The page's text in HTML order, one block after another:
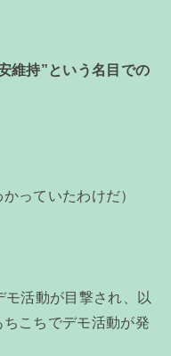
維持”という名目での
っていたわけだ）
モ活動が目撃され、以
こちでデモ活動が発